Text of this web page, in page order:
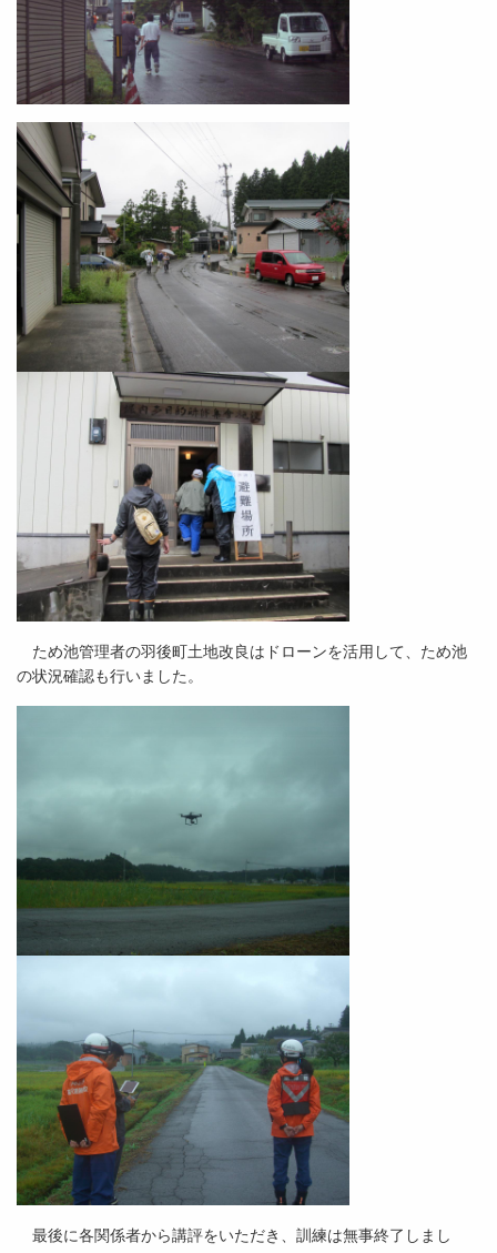
ため池管理者の羽後町土地改良はドローンを活用して、ため池
の状況確認も行いました。
最後に各関係者から講評をいただき、訓練は無事終了しまし